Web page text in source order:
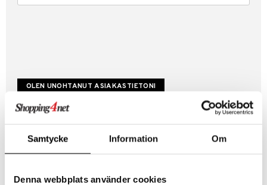
Samtycke Information Om
Denna webbplats använder cookies
Luo uusi asiakas
Hyviä tarjouksia
Kestotilaus